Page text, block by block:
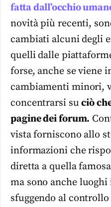
fatta dall’occhio
novità più recenti,
cambiati alcuni degli
quelli dalle
forse, anche se viene
cambiamenti minori,
concentrarsi suciò
pagine dei forum.
vista forniscono allo
informazioni che
diretta a quella
ma sono anche
sfuggendo al